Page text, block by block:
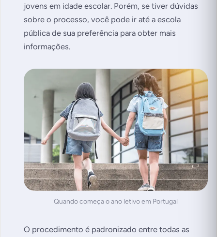
jovens em idade escolar. Porém, se tiver dúvidas
sobre o processo, você pode ir até a escola
pública de sua preferência para obter mais
informações.
Quando começa o ano letivo em Portugal
O procedimento é padronizado entre todas as